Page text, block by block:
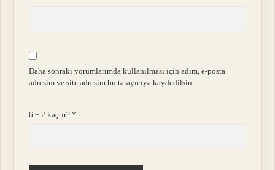
Daha sonraki yorumlarımda kullanılması için adım, e-posta
adresim ve site adresim bu tarayıcıya kaydedilsin.
6 + 2 kaçtır?*